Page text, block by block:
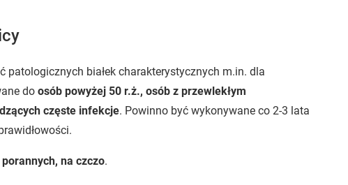
patologicznych białek charakterystycznych m.in. dla
do osób powyżej 50 r.ż., osób z przewlekłym
częste infekcje. Powinno być wykonywane co 2-3 lata
na czczo.